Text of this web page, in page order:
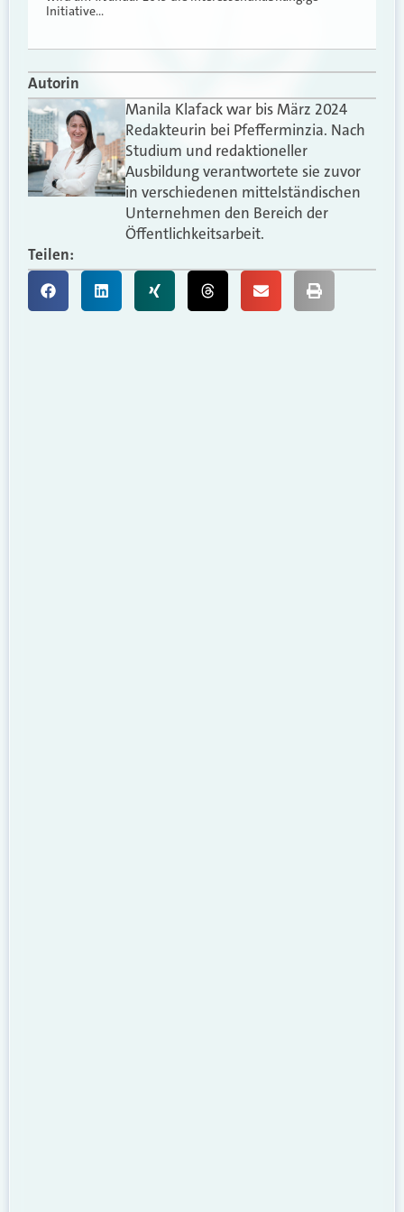
Initiative…
Autorin
Manila Klafack war bis März 2024
Redakteurin bei Pfefferminzia. Nach
Studium und redaktioneller
Ausbildung verantwortete sie zuvor
in verschiedenen mittelständischen
Unternehmen den Bereich der
Öffentlichkeitsarbeit.
Teilen: